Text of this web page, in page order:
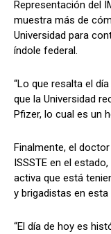
Representación del
muestra más de
Universidad para
índole federal.
“Lo que resalta el
que la Universidad
Pfizer, lo cual es un
Finalmente, el
ISSSTE en el
activa que está
y brigadistas en
“El día de hoy es